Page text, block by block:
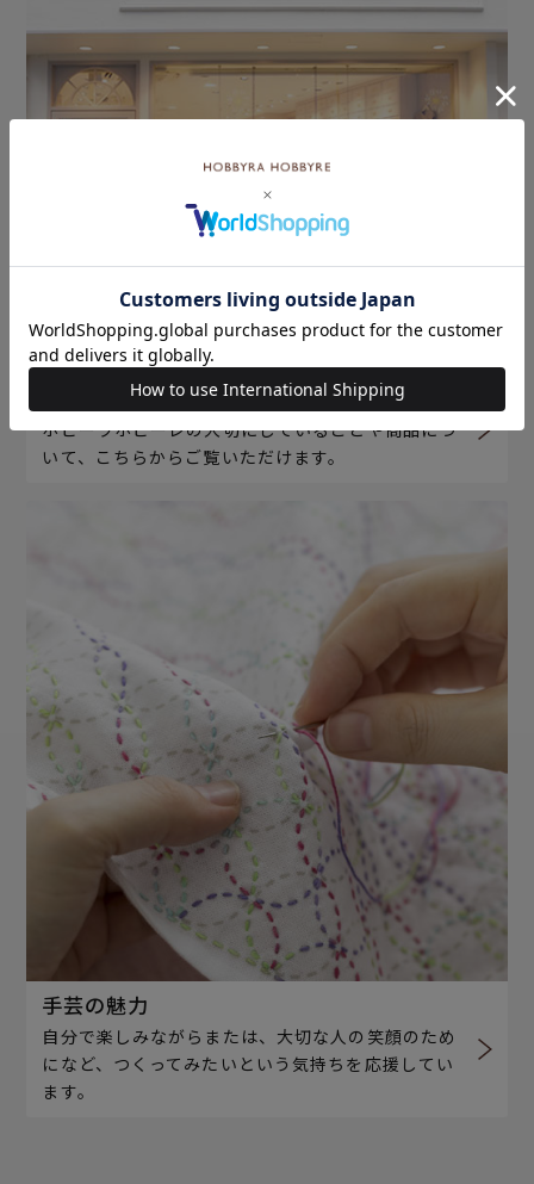
ホビーラホビーレについて
ホビーラホビーレの大切にしていることや商品につ
いて、こちらからご覧いただけます。
手芸の魅力
自分で楽しみながらまたは、大切な人の笑顔のため
になど、つくってみたいという気持ちを応援してい
ます。